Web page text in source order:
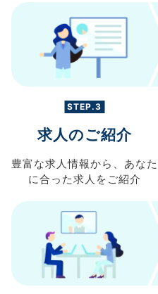
STEP.3
求人のご紹介
豊富な求人情報から、 あなた
に合った求人を ご紹介